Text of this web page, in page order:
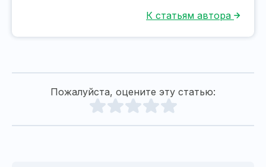
К статьям автора
Пожалуйста, оцените эту статью: